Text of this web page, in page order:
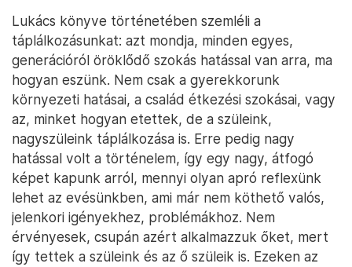
Lukács könyve történetében szemléli a
táplálkozásunkat: azt mondja, minden egyes,
generációról öröklődő szokás hatással van arra, ma
hogyan eszünk. Nem csak a gyerekkorunk
környezeti hatásai, a család étkezési szokásai, vagy
az, minket hogyan etettek, de a szüleink,
nagyszüleink táplálkozása is. Erre pedig nagy
hatással volt a történelem, így egy nagy, átfogó
képet kapunk arról, mennyi olyan apró reflexünk
lehet az evésünkben, ami már nem köthető valós,
jelenkori igényekhez, problémákhoz. Nem
érvényesek, csupán azért alkalmazzuk őket, mert
így tettek a szüleink és az ő szüleik is. Ezeken az